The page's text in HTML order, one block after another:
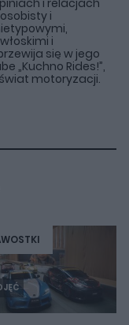
i
i
się w jego
„Kuchno Rides!”,
motoryzacji.